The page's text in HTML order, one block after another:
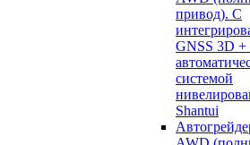
привод). С
GNSS 3D +
системой
Shantui